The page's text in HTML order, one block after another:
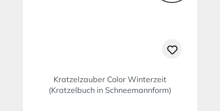
Kratzelzauber Color Winterzeit
(Kratzelbuch in Schneemannform)